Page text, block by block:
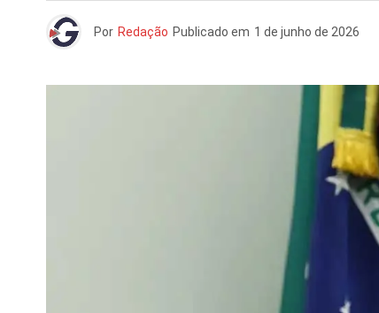
Por Redação Publicado em 1 de junho de 2026